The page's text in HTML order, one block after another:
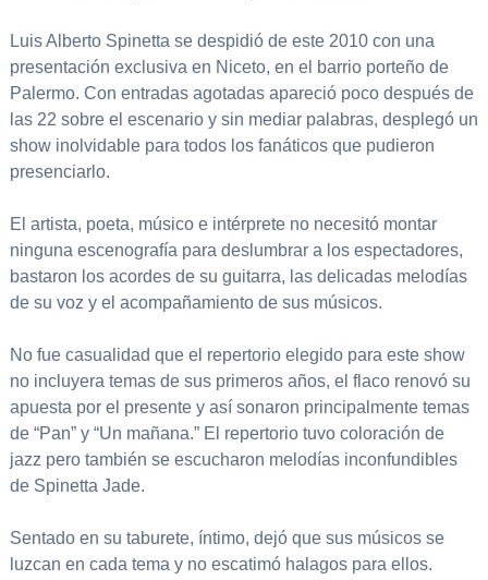
Luis Alberto Spinetta se despidió de este 2010 con una
presentación exclusiva en Niceto, en el barrio porteño de
Palermo. Con entradas agotadas apareció poco después de
las 22 sobre el escenario y sin mediar palabras, desplegó un
show inolvidable para todos los fanáticos que pudieron
presenciarlo.
El artista, poeta, músico e intérprete no necesitó montar
ninguna escenografía para deslumbrar a los espectadores,
bastaron los acordes de su guitarra, las delicadas melodías
de su voz y el acompañamiento de sus músicos.
No fue casualidad que el repertorio elegido para este show
no incluyera temas de sus primeros años, el flaco renovó su
apuesta por el presente y así sonaron principalmente temas
de “Pan” y “Un mañana.” El repertorio tuvo coloración de
jazz pero también se escucharon melodías inconfundibles
de Spinetta Jade.
Sentado en su taburete, íntimo, dejó que sus músicos se
luzcan en cada tema y no escatimó halagos para ellos.